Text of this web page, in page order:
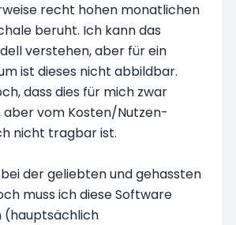
recht hohen monatlichen
beruht. Ich kann das
verstehen, aber für ein
ist dieses nicht abbildbar.
dass dies für mich zwar
vom Kosten/Nutzen-
nicht tragbar ist.
der geliebten und gehassten
muss ich diese Software
(hauptsächlich